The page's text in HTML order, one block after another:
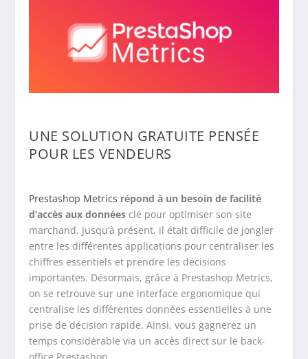
UNE SOLUTION GRATUITE PENSÉE
POUR LES VENDEURS
Prestashop Metrics répond à un besoin de facilité
d’accès aux données clé pour optimiser son site
marchand. Jusqu’à présent, il était difficile de jongler
entre les différentes applications pour centraliser les
chiffres essentiels et prendre les décisions
importantes. Désormais, grâce à Prestashop Metrics,
on se retrouve sur une interface ergonomique qui
centralise les différentes données essentielles à une
prise de décision rapide. Ainsi, vous gagnerez un
temps considérable via un accès direct sur le back-